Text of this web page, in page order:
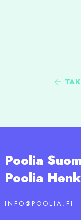
Poolia
Poolia
INFO@POOLIA.FI